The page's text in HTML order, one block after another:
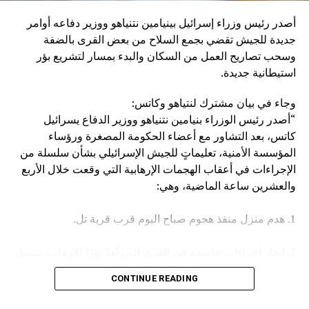
وكان مصدر مسؤول في الهيئة العامة للنقل السعودية قد صرح
الخميس، بأن سفينة (ENCELIA) التابعة لإحدى الشركات
السعودية، تعرضت لاستهداف أثناء إبحارها في البحر الأحمر، نتج
عنه حريق في مقدمتها.
وأكد المصدر أن جميع أفراد الطاقم بخير، مشيرا في السياق إلى
أن الجهات المعنية اتخذت كافة الإجراءات اللازمة لتأمين السفينة
وطاقمها وحماية البيئة البحرية.
أصدر رئيس وزراء إسرائيل بينيامين نتنياهو ووزير دفاعه أوامر
جديدة للجيش تقضي بجمع السلاح من بعض القرى بالضفة
وسحب تصاريح العمل من السكان والبدء بمسار لتشريع بؤر
استيطانية جديدة.
وجاء في بيان مشترك لنتياهو وكاتس:
“أصدر رئيس الوزراء بنيامين نتنياهو ووزير الدفاع يسرائيل
كاتس، بعد التشاور مع أعضاء الحكومة المصغرة ورؤساء
المؤسسة الأمنية، تعليماتٍ للجيش الإسرائيلي بشأن سلسلة من
الإجراءات في أعقاب الهجمات الإرهابية التي وقعت خلال الأربع
والعشرين ساعة الماضية، وهي:
1. هدم منزل منفذ هجوم صباح اليوم قرب قرية تل.
مصادرة الأسلحة وإلغاء تصاريح العمل، وغير ذلك.
CONTINUE READING